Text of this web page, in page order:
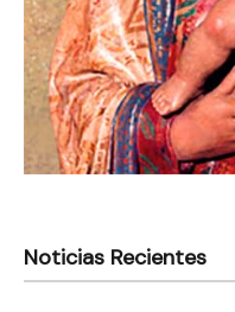
Noticias Recientes